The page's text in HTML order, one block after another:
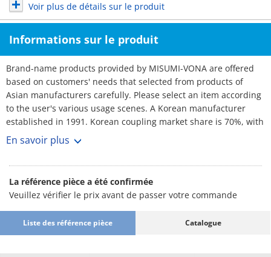
Voir plus de détails sur le produit
Informations sur le produit
Brand-name products provided by MISUMI-VONA are offered
based on customers' needs that selected from products of
Asian manufacturers carefully. Please select an item according
to the user's various usage scenes. A Korean manufacturer
established in 1991. Korean coupling market share is 70%, with
over 3,000 customers. No1 maker. Rich selection, and short
lead-times.
En savoir plus
La référence pièce a été confirmée
Veuillez vérifier le prix avant de passer votre commande
Liste des référence pièce Catalogue